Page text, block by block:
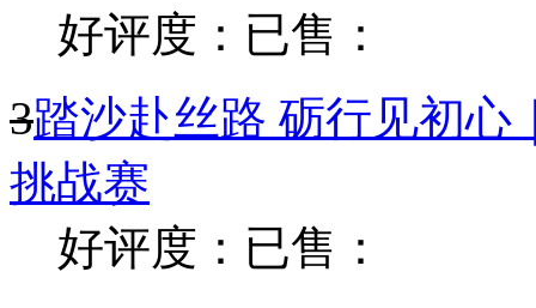
好评度： 已售：
3踏沙赴丝路 砺行见初心
挑战赛
好评度： 已售：